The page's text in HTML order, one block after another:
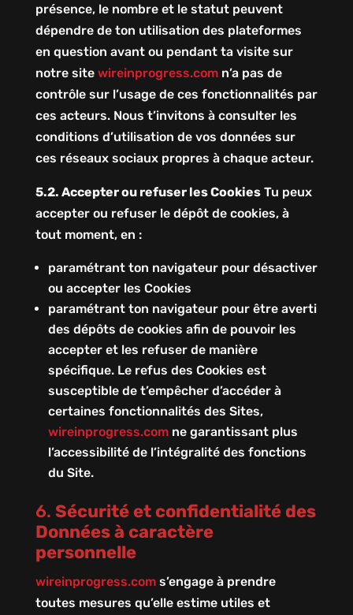
présence, le nombre et le statut peuvent
dépendre de ton utilisation des plateformes
en question avant ou pendant ta visite sur
notre site wireinprogress.comn’a pas de
contrôle sur l’usage de ces fonctionnalités par
ces acteurs. Nous t’invitons à consulter les
conditions d’utilisation de vos données sur
ces réseaux sociaux propres à chaque acteur.
5.2. Accepter ou refuser les CookiesTu peux
accepter ou refuser le dépôt de cookies, à
tout moment, en :
paramétrant ton navigateur pour désactiver
ou accepter les Cookies
paramétrant ton navigateur pour être averti
des dépôts de cookies afin de pouvoir les
accepter et les refuser de manière
spécifique. Le refus des Cookies est
susceptible de t’empêcher d’accéder à
certaines fonctionnalités des Sites,
wireinprogress.comne garantissant plus
l’accessibilité de l’intégralité des fonctions
du Site.
6. Sécurité et confidentialité des
Données à caractère
personnelle
wireinprogress.coms’engage à prendre
toutes mesures qu’elle estime utiles et